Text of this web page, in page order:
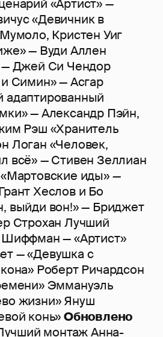
«Артист» —
«Девичник в
Кристен Уиг
— Вуди Аллен
— Джей Си Чендор
Симин» — Асгар
— Александр Пэйн,
Рэш «Хранитель
Логан «Человек,
всё» — Стивен Зеллиан
иды» —
Хеслов и Бо
выйди вон!» — Бриджет
Строхан Лучший
Шиффман — «Артист»
— «Девушка с
Роберт Ричардсон
Эммануэль
жизни» Януш
конь»Обновлено
монтаж Анна-